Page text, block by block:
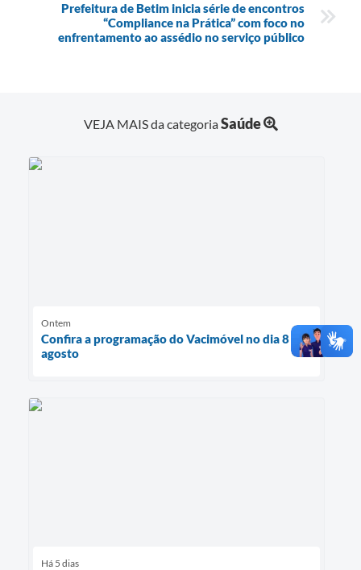
Prefeitura de Betim inicia série de encontros
“Compliance na Prática” com foco no
enfrentamento ao assédio no serviço público
VEJA MAIS da categoriaSaúde
Ontem
Confira a programação do Vacimóvel no dia 8 de
agosto
Há 5 dias